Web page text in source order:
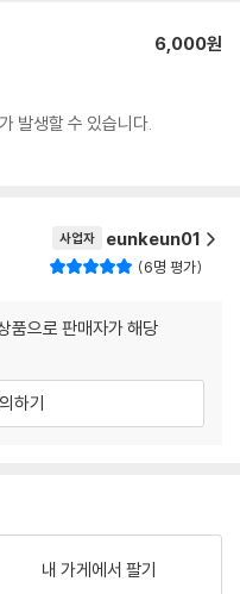
6,000원
발생할 수 있습니다.
사업자 eunkeun01
6명 평가
품으로 판매자가 해당
하기
내 가게에서 팔기